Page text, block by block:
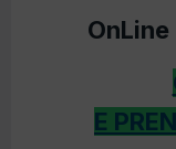
OnLine
E